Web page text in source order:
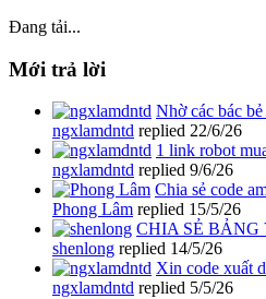
Đang tải...
Mới trả lời
Nhờ các bác
ngxlamdntd replied 22/6/26
1 link robot
ngxlamdntd replied 9/6/26
Chia sẻ code
Phong Lâm replied 15/5/26
CHIA SẺ BẢNG
shenlong replied 14/5/26
Xin code xuất
ngxlamdntd replied 5/5/26